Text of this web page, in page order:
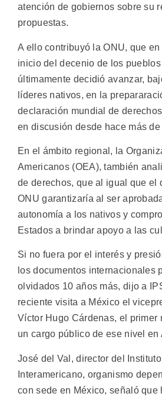
atención de gobiernos sobre su
propuestas.
A ello contribuyó la ONU, que en
inicio del decenio de los
últimamente decidió avanzar,
líderes nativos, en la
declaración mundial de
en discusión desde hace más
En el ámbito regional, la
Americanos (OEA), también
de derechos, que al igual que el
ONU garantizaría al ser
autonomía a los nativos y
Estados a brindar apoyo a las
Si no fuera por el interés y
los documentos internacionales
olvidados 10 años más, dijo a
reciente visita a México el
Víctor Hugo Cárdenas, el primer
un cargo público de ese nivel en
José del Val, director del
Interamericano, organismo
con sede en México, señaló que